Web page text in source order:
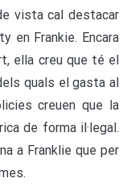
vista cal destacar
en Frankie. Encara
ella creu que té el
quals el gasta al
creuen que la
de forma il·legal.
a Franklie que per